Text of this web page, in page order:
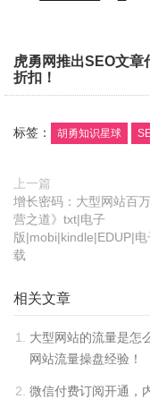
虎勇网推出SEO文
折扣！
标签： 胡勇知识星球
上一篇
增长密码：大型网站百
营之道》txt|电子
版|mobi|kindle|EDUP|
载
相关文章
大型网站的流量是怎
网站流量操盘经验！
微信付费订阅开通，